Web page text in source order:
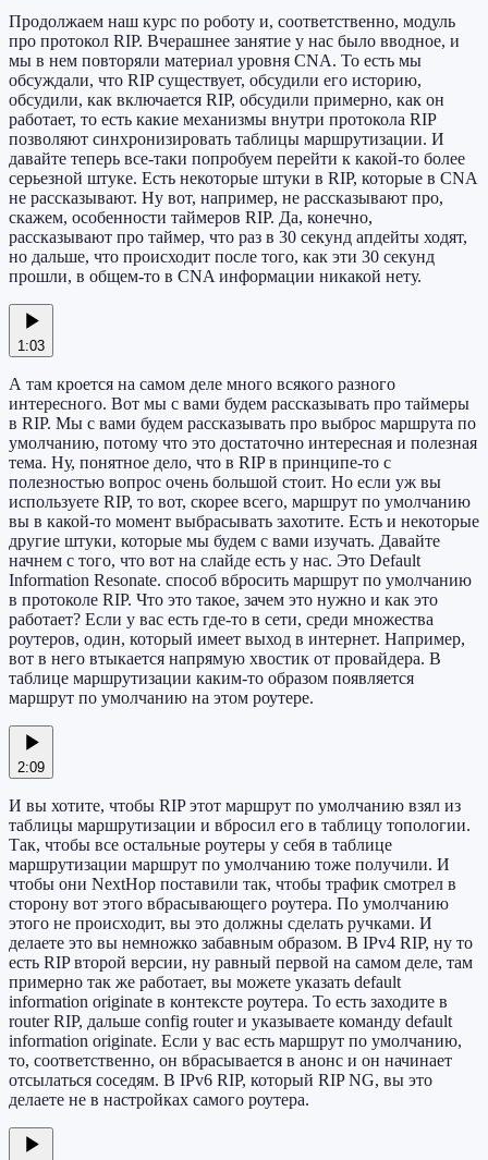
Продолжаем наш курс по роботу и, соответственно, модуль
про протокол RIP. Вчерашнее занятие у нас было вводное, и
мы в нем повторяли материал уровня CNA. То есть мы
обсуждали, что RIP существует, обсудили его историю,
обсудили, как включается RIP, обсудили примерно, как он
работает, то есть какие механизмы внутри протокола RIP
позволяют синхронизировать таблицы маршрутизации. И
давайте теперь все-таки попробуем перейти к какой-то более
серьезной штуке. Есть некоторые штуки в RIP, которые в CNA
не рассказывают. Ну вот, например, не рассказывают про,
скажем, особенности таймеров RIP. Да, конечно,
рассказывают про таймер, что раз в 30 секунд апдейты ходят,
но дальше, что происходит после того, как эти 30 секунд
прошли, в общем-то в CNA информации никакой нету.
1:03
А там кроется на самом деле много всякого разного
интересного. Вот мы с вами будем рассказывать про таймеры
в RIP. Мы с вами будем рассказывать про выброс маршрута по
умолчанию, потому что это достаточно интересная и полезная
тема. Ну, понятное дело, что в RIP в принципе-то с
полезностью вопрос очень большой стоит. Но если уж вы
используете RIP, то вот, скорее всего, маршрут по умолчанию
вы в какой-то момент выбрасывать захотите. Есть и некоторые
другие штуки, которые мы будем с вами изучать. Давайте
начнем с того, что вот на слайде есть у нас. Это Default
Information Resonate. способ вбросить маршрут по умолчанию
в протоколе RIP. Что это такое, зачем это нужно и как это
работает? Если у вас есть где-то в сети, среди множества
роутеров, один, который имеет выход в интернет. Например,
вот в него втыкается напрямую хвостик от провайдера. В
таблице маршрутизации каким-то образом появляется
маршрут по умолчанию на этом роутере.
2:09
И вы хотите, чтобы RIP этот маршрут по умолчанию взял из
таблицы маршрутизации и вбросил его в таблицу топологии.
Так, чтобы все остальные роутеры у себя в таблице
маршрутизации маршрут по умолчанию тоже получили. И
чтобы они NextHop поставили так, чтобы трафик смотрел в
сторону вот этого вбрасывающего роутера. По умолчанию
этого не происходит, вы это должны сделать ручками. И
делаете это вы немножко забавным образом. В IPv4 RIP, ну то
есть RIP второй версии, ну равный первой на самом деле, там
примерно так же работает, вы можете указать default
information originate в контексте роутера. То есть заходите в
router RIP, дальше config router и указываете команду default
information originate. Если у вас есть маршрут по умолчанию,
то, соответственно, он вбрасывается в анонс и он начинает
отсылаться соседям. В IPv6 RIP, который RIP NG, вы это
делаете не в настройках самого роутера.